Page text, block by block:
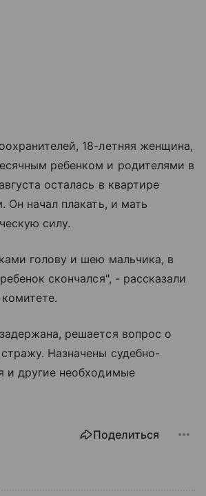
18-летняя женщина,
ребенком и родителями в
осталась в квартире
Он начал плакать, и мать
силу.
голову и шею мальчика, в
скончался", - рассказали
решается вопрос о
Назначены судебно-
и другие необходимые
Поделиться